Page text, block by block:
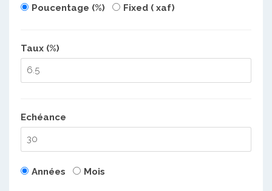
Poucentage (%) Fixed ( xaf)
Taux (%)
Echéance
Années Mois